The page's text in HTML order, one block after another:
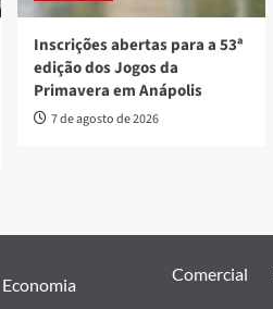
Inscrições abertas para a 53ª
edição dos Jogos da
Primavera em Anápolis
7 de agosto de 2026
Economia
Comercial